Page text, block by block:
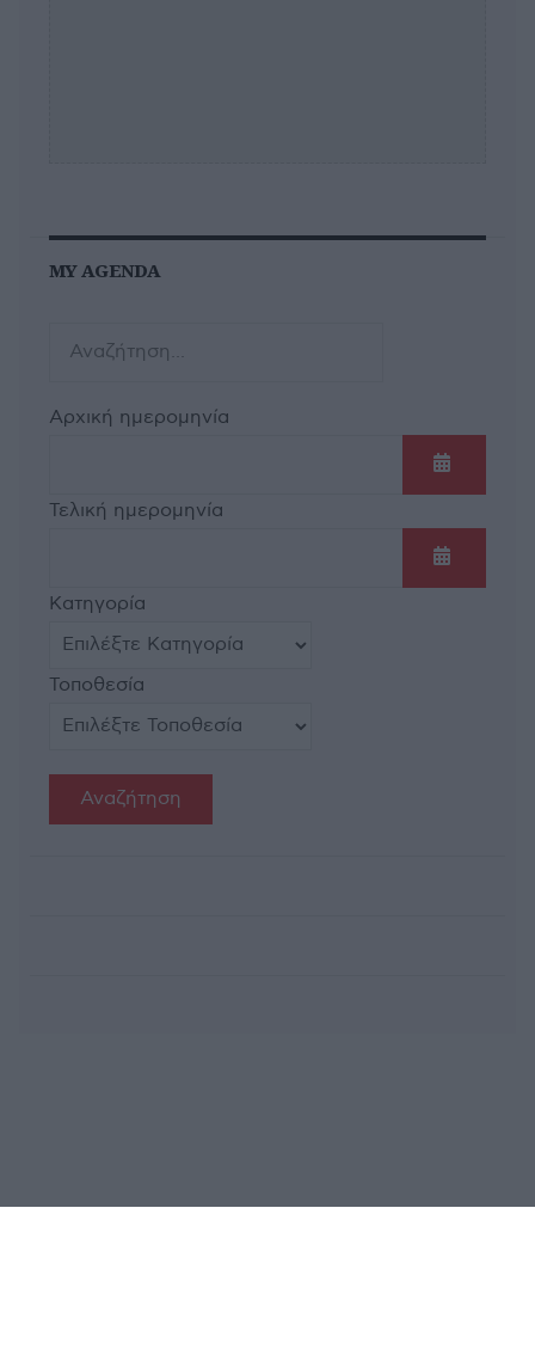
MY AGENDA
Αρχική ημερομηνία
Ανοίξτε
Τελική ημερομηνία
Ανοίξτε
Κατηγορία
Τοποθεσία